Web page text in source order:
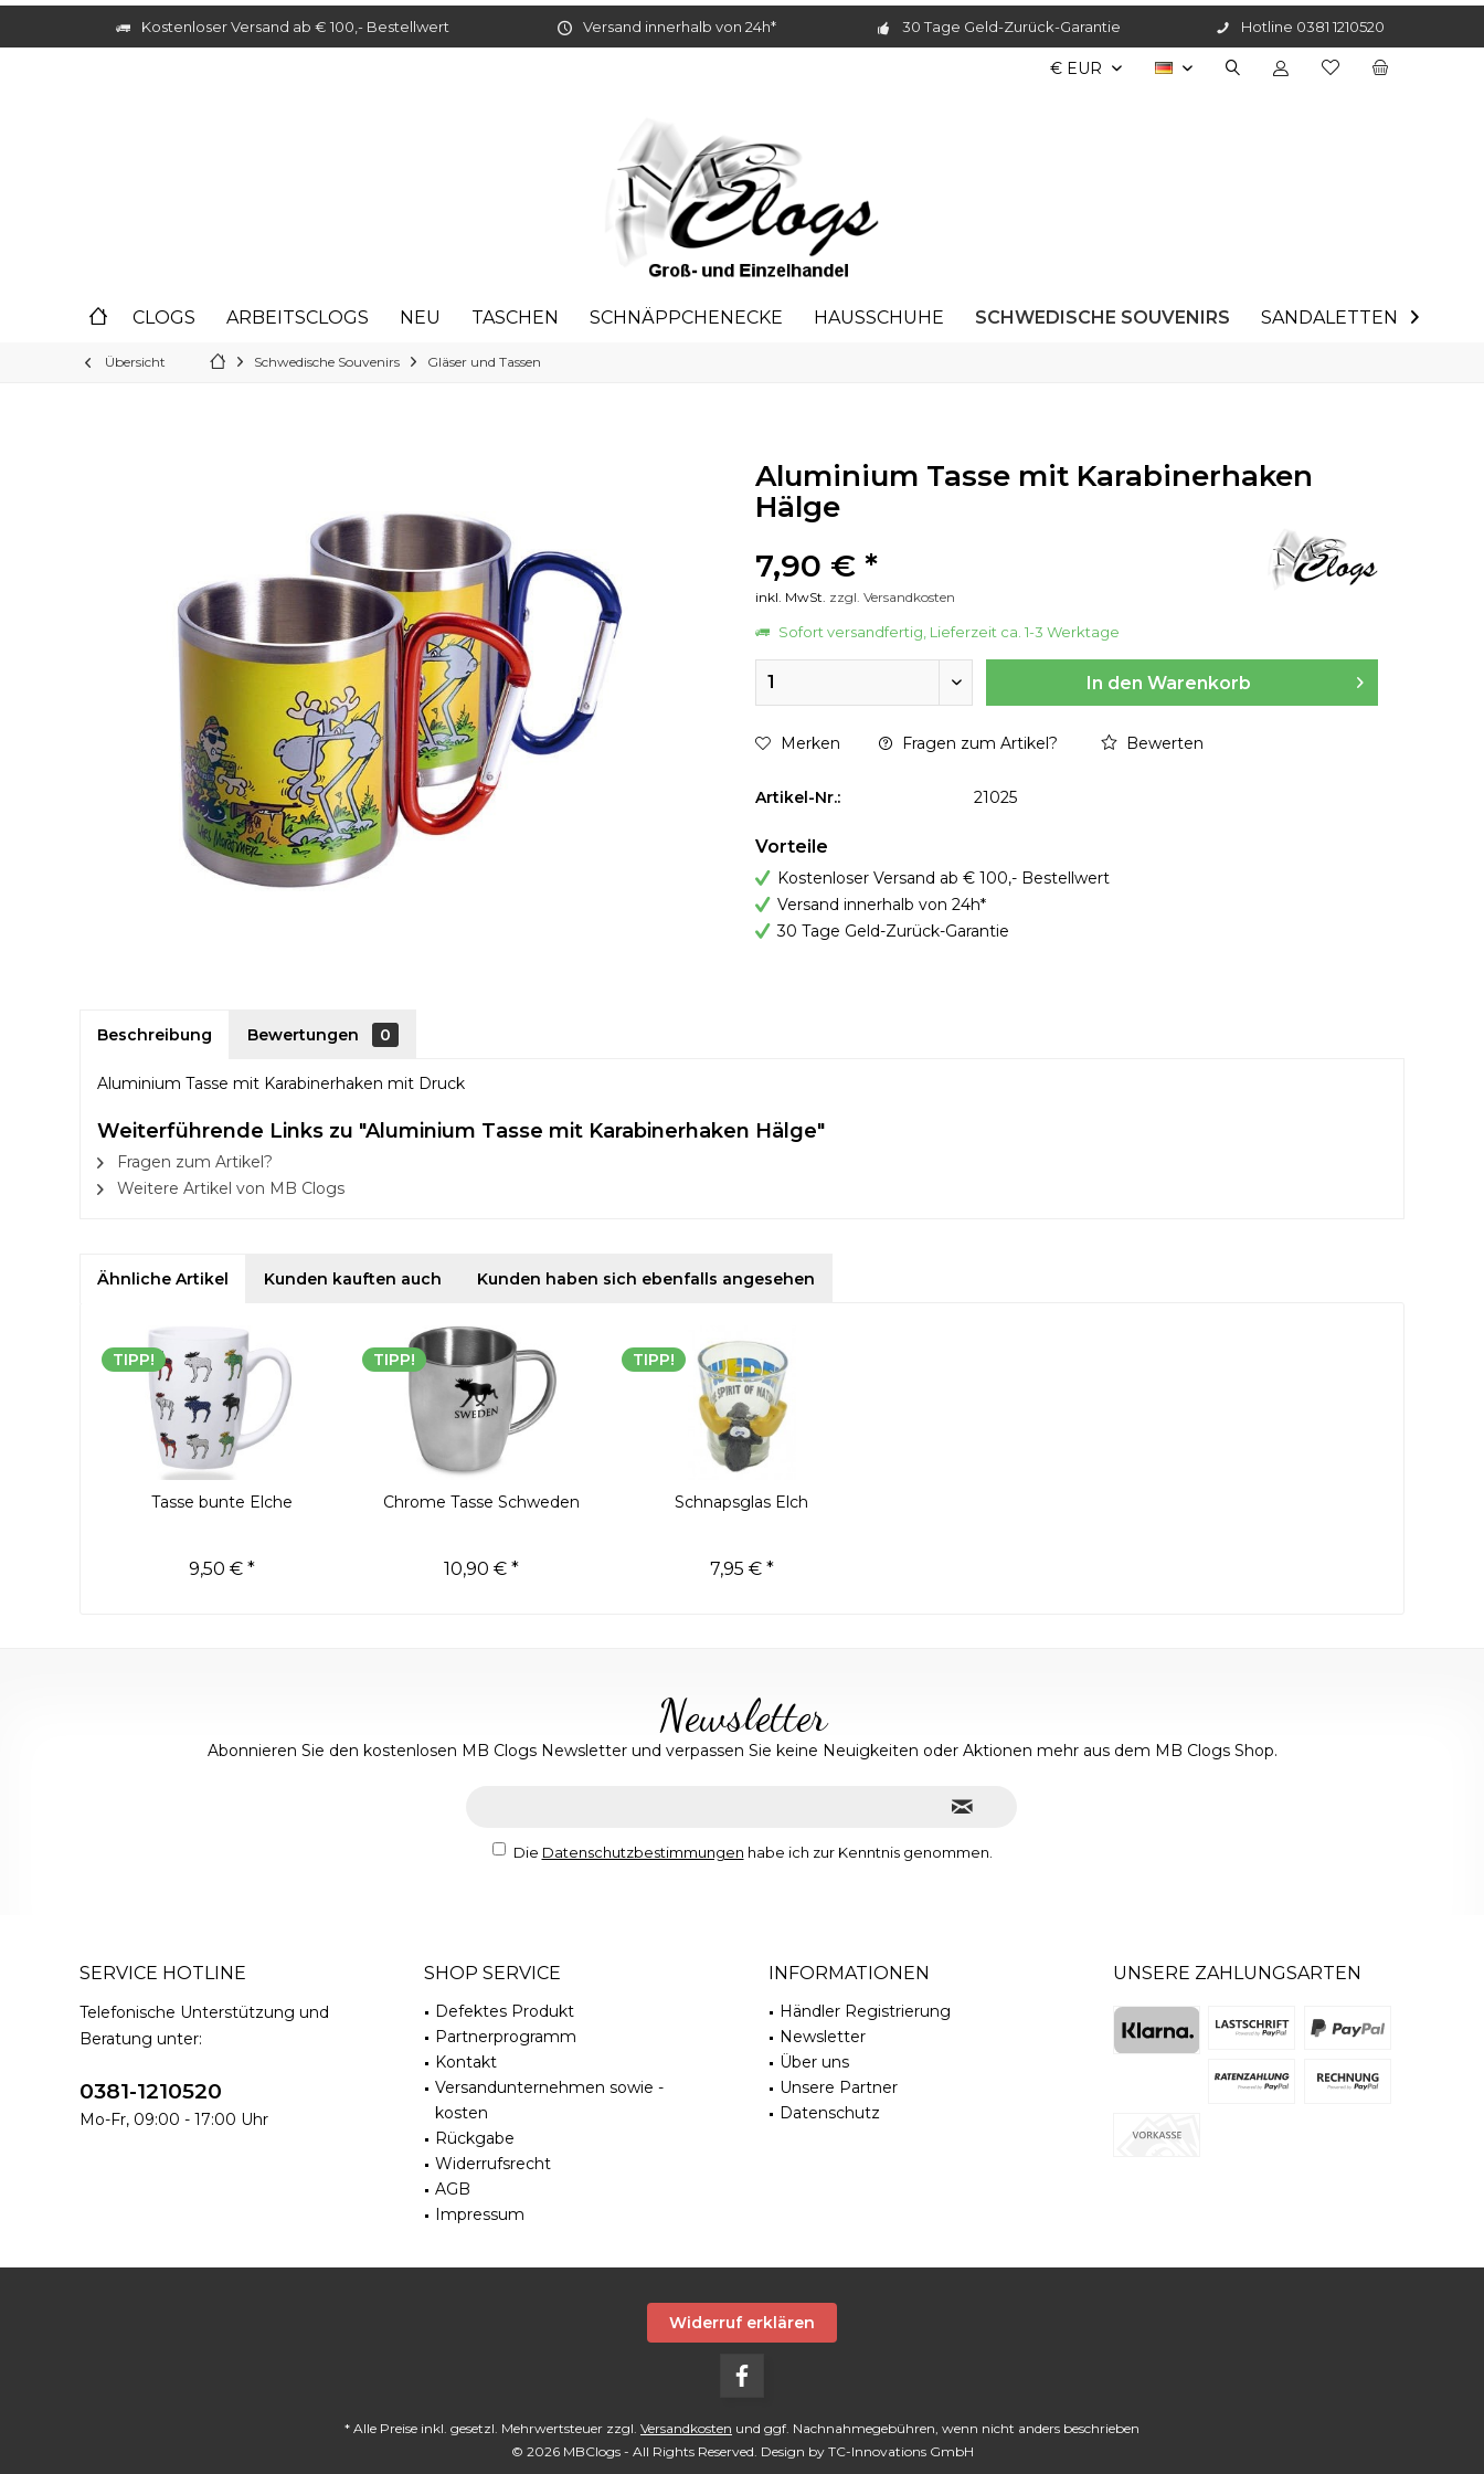
Kostenloser Versand ab € 100,- Bestellwert Versand innerhalb von 24h* 30 Tage Geld-Zurück-Garantie Hotline 0381 1210520
CLOGS ARBEITSCLOGS NEU TASCHEN SCHNÄPPCHENECKE HAUSSCHUHE SCHWEDISCHE SOUVENIRS SANDALETTEN 
Übersicht Schwedische Souvenirs Gläser und Tassen
Aluminium Tasse mit Karabinerhaken
Hälge
7,90 € *
inkl. MwSt. zzgl. Versandkosten
Sofort versandfertig, Lieferzeit ca. 1-3 Werktage
In den Warenkorb
Merken Fragen zum Artikel? Bewerten
Artikel-Nr.: 21025
Vorteile
Kostenloser Versand ab € 100,- Bestellwert
Versand innerhalb von 24h*
30 Tage Geld-Zurück-Garantie
Beschreibung Bewertungen 0
Aluminium Tasse mit Karabinerhaken mit Druck
Weiterführende Links zu "Aluminium Tasse mit Karabinerhaken Hälge"
Fragen zum Artikel?
Weitere Artikel von MB Clogs
Ähnliche Artikel Kunden kauften auch Kunden haben sich ebenfalls angesehen
TIPP!
Tasse bunte Elche
9,50 € *
TIPP!
Chrome Tasse Schweden
10,90 € *
TIPP!
Schnapsglas Elch
7,95 € *
Newsletter
Abonnieren Sie den kostenlosen MB Clogs Newsletter und verpassen Sie keine Neuigkeiten oder Aktionen mehr aus dem MB Clogs Shop.
Die Datenschutzbestimmungen habe ich zur Kenntnis genommen.
SERVICE HOTLINE
Telefonische Unterstützung und
Beratung unter:
0381-1210520
Mo-Fr, 09:00 - 17:00 Uhr
SHOP SERVICE
Defektes Produkt
Partnerprogramm
Kontakt
Versandunternehmen sowie -
kosten
Rückgabe
Widerrufsrecht
AGB
Impressum
INFORMATIONEN
Händler Registrierung
Newsletter
Über uns
Unsere Partner
Datenschutz
UNSERE ZAHLUNGSARTEN
Widerruf erklären
* Alle Preise inkl. gesetzl. Mehrwertsteuer zzgl. Versandkosten und ggf. Nachnahmegebühren, wenn nicht anders beschrieben
© 2026 MBClogs - All Rights Reserved. Design by TC-Innovations GmbH